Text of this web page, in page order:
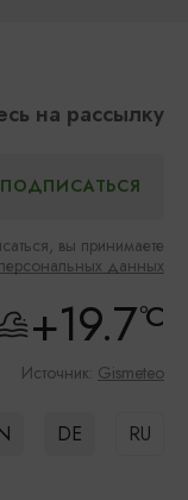
на рассылку
вы принимаете
данных
+19.7°C
Источник: Gismeteo
DE RU